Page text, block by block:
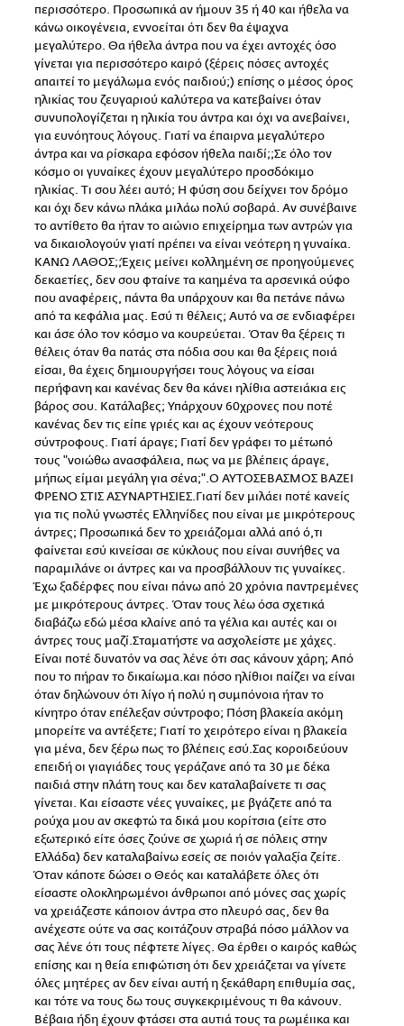
περισσότερο. Προσωπικά αν ήμουν 35 ή 40 και ήθελα να
κάνω οικογένεια, εννοείται ότι δεν θα έψαχνα
μεγαλύτερο. Θα ήθελα άντρα που να έχει αντοχές όσο
γίνεται για περισσότερο καιρό (ξέρεις πόσες αντοχές
απαιτεί το μεγάλωμα ενός παιδιού;) επίσης ο μέσος όρος
ηλικίας του ζευγαριού καλύτερα να κατεβαίνει όταν
συνυπολογίζεται η ηλικία του άντρα και όχι να ανεβαίνει,
για ευνόητους λόγους. Γιατί να έπαιρνα μεγαλύτερο
άντρα και να ρίσκαρα εφόσον ήθελα παιδί;;Σε όλο τον
κόσμο οι γυναίκες έχουν μεγαλύτερο προσδόκιμο
ηλικίας. Τι σου λέει αυτό; Η φύση σου δείχνει τον δρόμο
και όχι δεν κάνω πλάκα μιλάω πολύ σοβαρά. Αν συνέβαινε
το αντίθετο θα ήταν το αιώνιο επιχείρημα των αντρών για
να δικαιολογούν γιατί πρέπει να είναι νεότερη η γυναίκα.
ΚΑΝΩ ΛΑΘΟΣ;;Έχεις μείνει κολλημένη σε προηγούμενες
δεκαετίες, δεν σου φταίνε τα καημένα τα αρσενικά ούφο
που αναφέρεις, πάντα θα υπάρχουν και θα πετάνε πάνω
από τα κεφάλια μας. Εσύ τι θέλεις; Αυτό να σε ενδιαφέρει
και άσε όλο τον κόσμο να κουρεύεται. Όταν θα ξέρεις τι
θέλεις όταν θα πατάς στα πόδια σου και θα ξέρεις ποιά
είσαι, θα έχεις δημιουργήσει τους λόγους να είσαι
περήφανη και κανένας δεν θα κάνει ηλίθια αστειάκια εις
βάρος σου. Κατάλαβες; Υπάρχουν 60χρονες που ποτέ
κανένας δεν τις είπε γριές και ας έχουν νεότερους
σύντροφους. Γιατί άραγε; Γιατί δεν γράφει το μέτωπό
τους "νοιώθω ανασφάλεια, πως να με βλέπεις άραγε,
μήπως είμαι μεγάλη για σένα;".Ο ΑΥΤΟΣΕΒΑΣΜΟΣ ΒΑΖΕΙ
ΦΡΕΝΟ ΣΤΙΣ ΑΣΥΝΑΡΤΗΣΙΕΣ.Γιατί δεν μιλάει ποτέ κανείς
για τις πολύ γνωστές Ελληνίδες που είναι με μικρότερους
άντρες; Προσωπικά δεν το χρειάζομαι αλλά από ό,τι
φαίνεται εσύ κινείσαι σε κύκλους που είναι συνήθες να
παραμιλάνε οι άντρες και να προσβάλλουν τις γυναίκες.
Έχω ξαδέρφες που είναι πάνω από 20 χρόνια παντρεμένες
με μικρότερους άντρες. Όταν τους λέω όσα σχετικά
διαβάζω εδώ μέσα κλαίνε από τα γέλια και αυτές και οι
άντρες τους μαζί.Σταματήστε να ασχολείστε με χάχες.
Είναι ποτέ δυνατόν να σας λένε ότι σας κάνουν χάρη; Από
που το πήραν το δικαίωμα.και πόσο ηλίθιοι παίζει να είναι
όταν δηλώνουν ότι λίγο ή πολύ η συμπόνοια ήταν το
κίνητρο όταν επέλεξαν σύντροφο; Πόση βλακεία ακόμη
μπορείτε να αντέξετε; Γιατί το χειρότερο είναι η βλακεία
για μένα, δεν ξέρω πως το βλέπεις εσύ.Σας κοροιδεύουν
επειδή οι γιαγιάδες τους γεράζανε από τα 30 με δέκα
παιδιά στην πλάτη τους και δεν καταλαβαίνετε τι σας
γίνεται. Και είσαστε νέες γυναίκες, με βγάζετε από τα
ρούχα μου αν σκεφτώ τα δικά μου κορίτσια (είτε στο
εξωτερικό είτε όσες ζούνε σε χωριά ή σε πόλεις στην
Ελλάδα) δεν καταλαβαίνω εσείς σε ποιόν γαλαξία ζείτε.
Όταν κάποτε δώσει ο Θεός και καταλάβετε όλες ότι
είσαστε ολοκληρωμένοι άνθρωποι από μόνες σας χωρίς
να χρειάζεστε κάποιον άντρα στο πλευρό σας, δεν θα
ανέχεστε ούτε να σας κοιτάζουν στραβά πόσο μάλλον να
σας λένε ότι τους πέφτετε λίγες. Θα έρθει ο καιρός καθώς
επίσης και η θεία επιφώτιση ότι δεν χρειάζεται να γίνετε
όλες μητέρες αν δεν είναι αυτή η ξεκάθαρη επιθυμία σας,
και τότε να τους δω τους συγκεκριμένους τι θα κάνουν.
Βέβαια ήδη έχουν φτάσει στα αυτιά τους τα ρωμέιικα και